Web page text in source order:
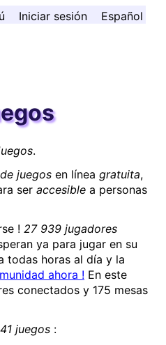
Iniciar sesión Español
.
juegos en línea gratuita,
ser accesible a personas
! 27 939 jugadores
ya para jugar en su
todas horas al día y la
ahora ! En este
conectados y 175 mesas
41 juegos :